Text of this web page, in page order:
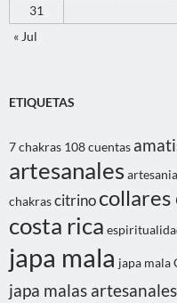
31
« Jul
ETIQUETAS
7 chakras 108 cuentas
artesanales artesania
chakrascitrino
costa rica
japa mala japa mala
japa malas artesanales